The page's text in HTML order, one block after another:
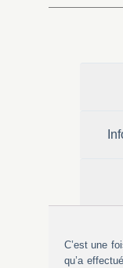
C’est une
qu’a